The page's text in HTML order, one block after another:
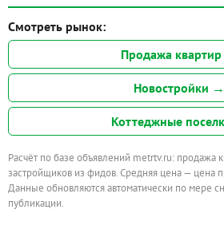
Смотреть рынок:
Продажа
Новостройки →
Коттеджные
Расчёт по базе объявлений metrtv.ru: продажа
застройщиков из фидов. Средняя цена — цена
Данные обновляются автоматически по мере
публикации.